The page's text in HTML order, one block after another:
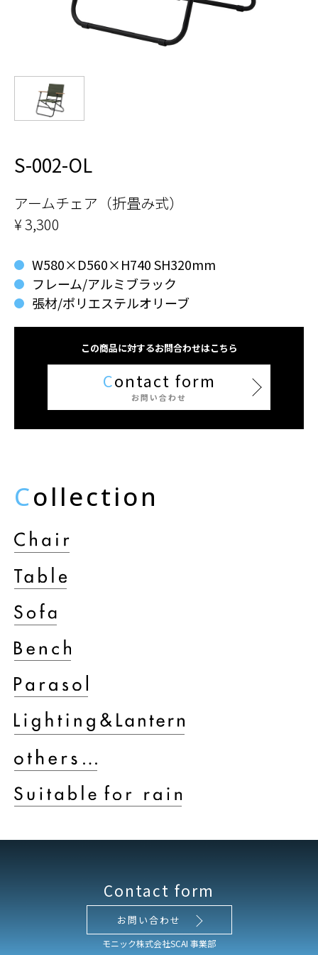
S-002-OL
アームチェア（折畳み式）
¥ 3,300
W580×D560×H740 SH320mm
フレーム/アルミブラック
張材/ポリエステルオリーブ
この商品に対するお問合わせはこちら
Contact form
お問い合わせ
Collection
Contact form
お問い合わせ
モニック株式会社SCAI 事業部